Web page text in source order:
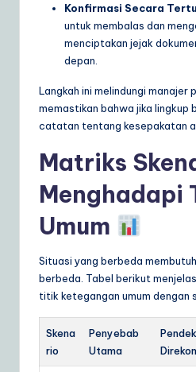
Konfirmasi Secara
untuk membalas dan
menciptakan jejak
depan.
Langkah ini melindungi manajer
memastikan bahwa jika lingkup
catatan tentang kesepakatan
Matriks
Menghadapi
Umum
Situasi yang berbeda
berbeda. Tabel berikut
titik ketegangan umum dengan
Skena
rio
Penyebab
Utama